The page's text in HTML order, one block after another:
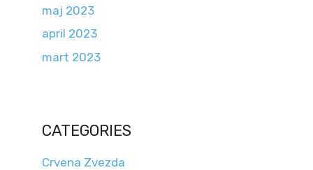
maj 2023
april 2023
mart 2023
CATEGORIES
Crvena Zvezda